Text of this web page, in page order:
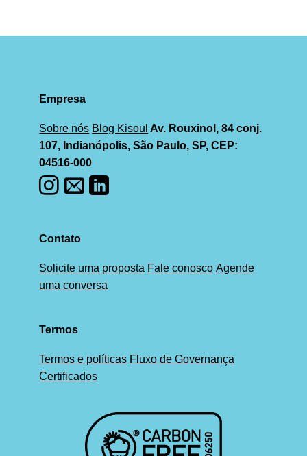
Empresa
Sobre nós Blog Kisoul Av. Rouxinol, 84 conj.
107, Indianópolis, São Paulo, SP, CEP:
04516-000
Contato
Solicite uma proposta Fale conosco Agende
uma conversa
Termos
Termos e políticas Fluxo de Governança
Certificados